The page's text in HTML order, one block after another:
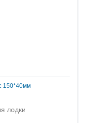
150*40мм
лодки